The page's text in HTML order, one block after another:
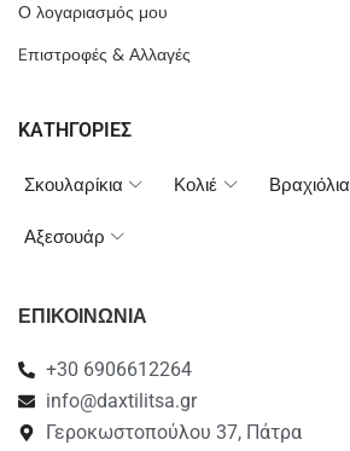
Ο λογαριασμός μου
Eπιστροφές & Αλλαγές
ΚΑΤΗΓΟΡΙΕΣ
Σκουλαρίκια Κολιέ Βραχιόλια
Αξεσουάρ
ΕΠΙΚΟΙΝΩΝΙΑ
+30 6906612264
info@daxtilitsa.gr
Γεροκωστοπούλου 37, Πάτρα